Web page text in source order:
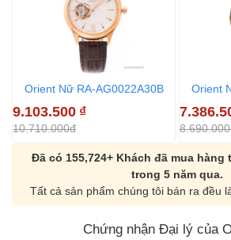
Orient Nữ RA-AG0022A30B
9.103.500 ₫
10.710.000đ
Orient
Đã có 155,724+ Khách đã mua hàng
trong 5 năm qua.
Tất cả sản phẩm chúng tôi bán ra đều
Chứng nhận Đại lý của